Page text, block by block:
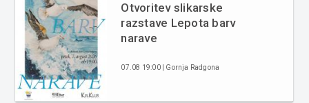
Otvoritev slikarske
razstave Lepota barv
narave
07.08 19:00 | Gornja Radgona